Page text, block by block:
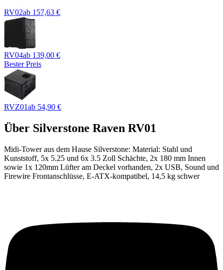
RV02ab 157,63 €
RV04ab 139,00 €
Bester Preis
RVZ01ab 54,90 €
Über Silverstone Raven RV01
Midi-Tower aus dem Hause Silverstone: Material: Stahl und
Kunststoff, 5x 5.25 und 6x 3.5 Zoll Schächte, 2x 180 mm Innen
sowie 1x 120mm Lüfter am Deckel vorhanden, 2x USB, Sound und
Firewire Frontanschlüsse, E-ATX-kompatibel, 14,5 kg schwer